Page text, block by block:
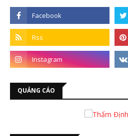
QUẢNG CÁO